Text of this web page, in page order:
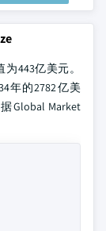
443亿美元。
年的2782亿美
Global Market